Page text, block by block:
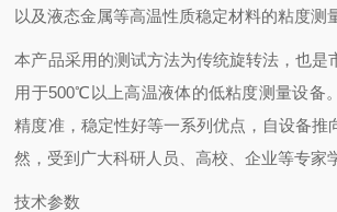
以及液态金属等高温性质稳定材料的粘度测
本产品采用的测试方法为传统旋转法，也是
用于500℃以上高温液体的低粘度测量设备
精度准，稳定性好等一系列优点，自设备推
然，受到广大科研人员、高校、企业等专家
技术参数